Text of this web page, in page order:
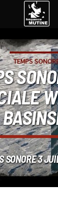
TEMPS
SONORE 3